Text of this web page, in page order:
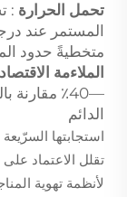
تحمل الحرارة
متخطيةً حدود
الملاءمة
—40٪
الدائم
استجابتها
لأنظمة تهوية